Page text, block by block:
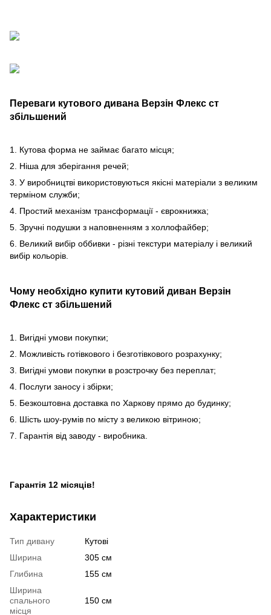
Переваги кутового дивана Верзін Флекс ст
збільшений
1. Кутова форма не займає багато місця;
2. Ніша для зберігання речей;
3. У виробництві використовуються якісні матеріали з великим
терміном служби;
4. Простий механізм трансформації - єврокнижка;
5. Зручні подушки з наповненням з холлофайбер;
6. Великий вибір оббивки - різні текстури матеріалу і великий
вибір кольорів.
Чому необхідно купити кутовий диван Верзін
Флекс ст збільшений
1. Вигідні умови покупки;
2. Можливість готівкового і безготівкового розрахунку;
3. Вигідні умови покупки в розстрочку без переплат;
4. Послуги заносу і збірки;
5. Безкоштовна доставка по Харкову прямо до будинку;
6. Шість шоу-румів по місту з великою вітриною;
7. Гарантія від заводу - виробника.
Гарантія 12 місяців!
Характеристики
Тип дивану
Кутові
Ширина
305 см
Глибина
155 см
Ширина
спального
місця
150 см